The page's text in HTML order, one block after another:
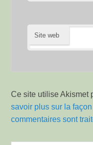
Site web
Ce site utilise Akismet
savoir plus sur la
commentaires sont